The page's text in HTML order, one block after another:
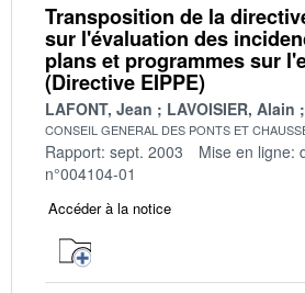
Transposition de la
sur l'évaluation des
plans et programmes sur
(Directive EIPPE)
LAFONT, Jean LAVOISIER, Alain
CONSEIL GENERAL DES PONTS ET
Rapport: sept. 2003 Mise en ligne:
n°004104-01
Accéder à la notice